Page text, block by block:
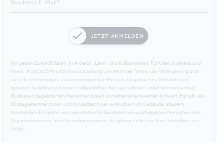
JETZT ANMELDEN
Wir geben Zukunft Raum. In Arbeits-, Lern- und Kulturwelten. Für User, Business und
Planet. M.O.O.CON nutzt die Entwicklung von Raum als Treiber der Veränderung und
schafft ein lebendiges Zusammenspiel von Mensch, Organisation, Gebäude und
Services. So leisten wir einen maßgeblichen Beitrag zu Ihrem Unternehmenserfolg
(Business), begeisterten Menschen (User) und einer lebenswerten Umwelt (Planet). Als
Strategieberater:innen und Umsetzer:innen entwickeln wir Gebäude, steuern
(Immobilien-)Projekte, optimieren den Gebäudebetrieb und begleiten Menschen und
Organisationen im Transformationsprozess. So gelangen Sie von Ihrer Intention zum
Erfolg.